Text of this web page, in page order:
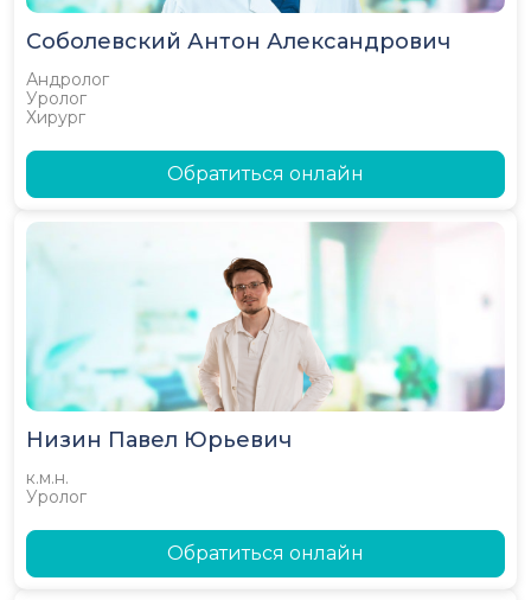
Соболевский Антон Александрович
Андролог
Уролог
Хирург
Обратиться онлайн
Низин Павел Юрьевич
к.м.н.
Уролог
Обратиться онлайн